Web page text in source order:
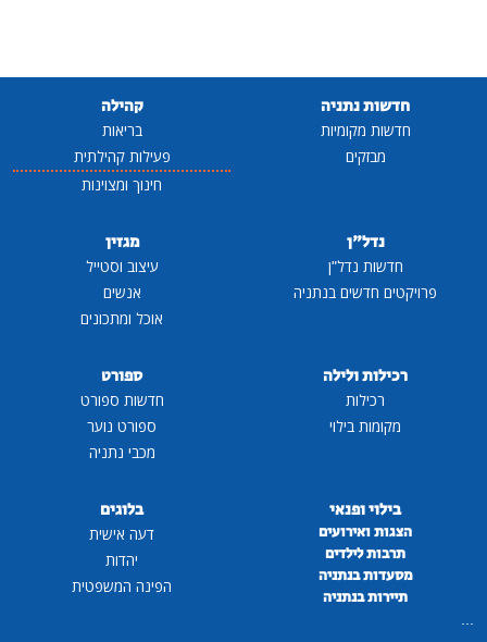
חדשות נתניה
חדשות מקומיות
מבזקים
קהילה
בריאות
פעילות קהילתית
חינוך ומצוינות
נדל"ן
חדשות נדל"ן
פרויקטים חדשים בנתניה
מגזין
עיצוב וסטייל
אנשים
אוכל ומתכונים
רכילות ולילה
רכילות
מקומות בילוי
ספורט
חדשות ספורט
ספורט נוער
מכבי נתניה
בילוי ופנאי
הצגות ואירועים
תרבות לילדים
מסעדות בנתניה
תיירות בנתניה
...
בלוגים
דעה אישית
יהדות
הפינה המשפטית